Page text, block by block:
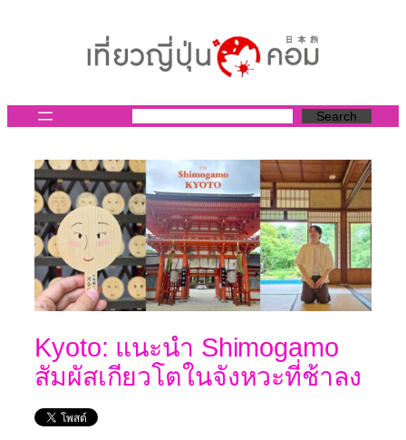
Search
Kyoto: แนะนำ Shimogamo
สัมผัสเกียวโตในจังหวะที่ช้าลง